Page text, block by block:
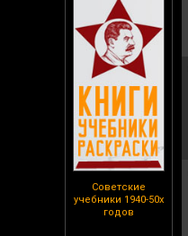
Советские
учебники 1940-50х
годов